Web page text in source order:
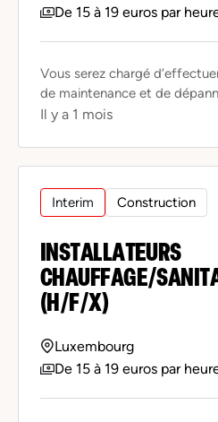
De 15 à 19 euros par
Vous serez chargé
de maintenance et de
Il y a 1 mois
Interim Construction
INSTALLATEURS
CHAUFFAGE/
(H/F/X)
Luxembourg
De 15 à 19 euros par